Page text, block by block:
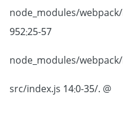
@ ./node_modules/
952:25-57
@ ./src/index.js 14:0-35